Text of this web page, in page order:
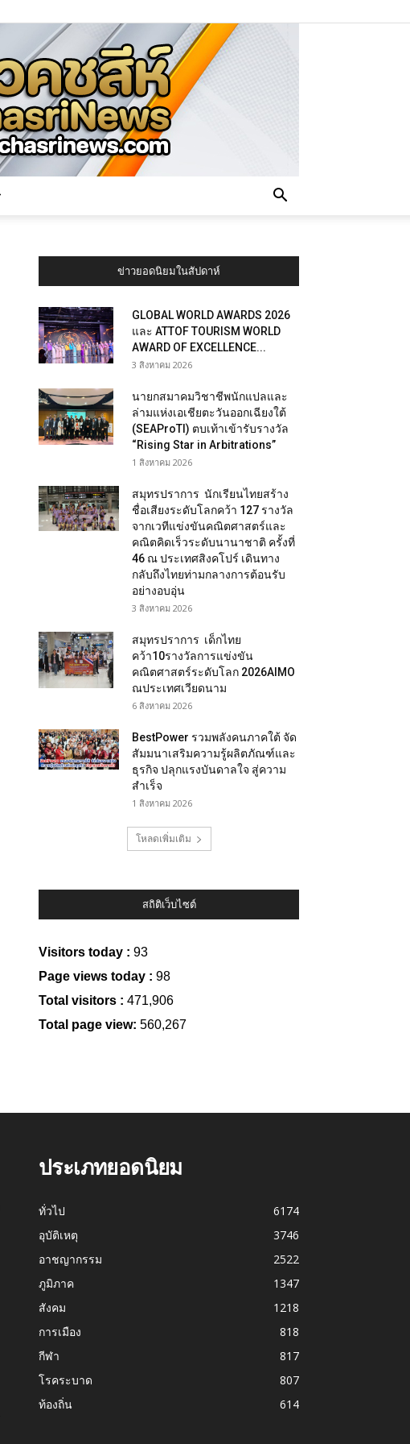
ข่าวยอดนิยมในสัปดาห์
GLOBAL WORLD AWARDS 2026
และ ATTOF TOURISM WORLD
AWARD OF EXCELLENCE...
3 สิงหาคม 2026
นายกสมาคมวิชาชีพนักแปลและ
ล่ามแห่งเอเชียตะวันออกเฉียงใต้
(SEAProTI) ตบเท้าเข้ารับรางวัล
“Rising Star in Arbitrations”
1 สิงหาคม 2026
สมุทรปราการ นักเรียนไทยสร้าง
ชื่อเสียงระดับโลกคว้า 127 รางวัล
จากเวทีแข่งขันคณิตศาสตร์และ
คณิตคิดเร็วระดับนานาชาติ ครั้งที่
46 ณ ประเทศสิงคโปร์ เดินทาง
กลับถึงไทยท่ามกลางการต้อนรับ
อย่างอบอุ่น
3 สิงหาคม 2026
สมุทรปราการ เด็กไทย
คว้า10รางวัลการแข่งขัน
คณิตศาสตร์ระดับโลก 2026AIMO
ณประเทศเวียดนาม
6 สิงหาคม 2026
BestPower รวมพลังคนภาคใต้ จัด
สัมมนาเสริมความรู้ผลิตภัณฑ์และ
ธุรกิจ ปลุกแรงบันดาลใจ สู่ความ
สำเร็จ
1 สิงหาคม 2026
โหลดเพิ่มเติม
สถิติเว็บไซต์
Visitors today : 93
Page views today : 98
Total visitors : 471,906
Total page view: 560,267
ประเภทยอดนิยม
ทั่วไป
6174
อุบัติเหตุ
3746
อาชญากรรม
2522
ภูมิภาค
1347
สังคม
1218
การเมือง
818
กีฬา
817
โรคระบาด
807
ท้องถิ่น
614